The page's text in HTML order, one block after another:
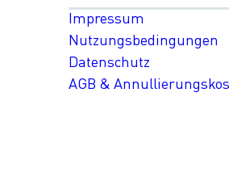
Impressum
Nutzungsbedingungen
Datenschutz
AGB &